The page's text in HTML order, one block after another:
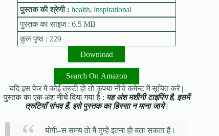
पुस्तक की श्रेणी : health, inspirational
पुस्तक का साइज : 6.5 MB
कुल पृष्ठ : 229
Download
Search On Amazon
यदि इस पेज में कोई त्रुटी हो तो कृपया नीचे कमेन्ट में सूचित करें |
पुस्तक का एक अंश नीचे दिया गया है : यह अंश मशीनी टाइपिंग है, इसमें
त्रुटियाँ संभव हैं, इसे पुस्तक का हिस्सा न माना जाये |
योगी–स समय तो मैं तुम्हें इतना ही बता सकता है।